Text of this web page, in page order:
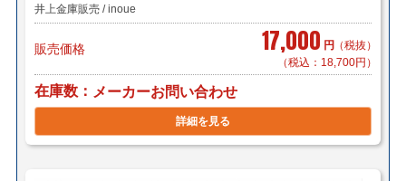
井上金庫販売 / inoue
販売価格 17,000 円 （税抜）
（税込：18,700円）
在庫数 メーカーお問い合わせ
詳細を見る